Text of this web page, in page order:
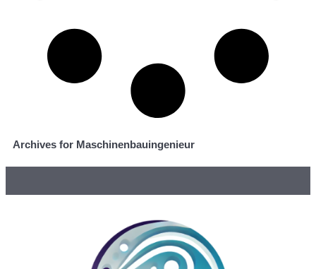
Archives for Maschinenbauingenieur